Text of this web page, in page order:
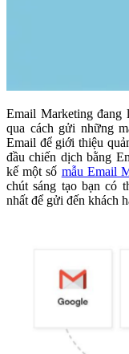
Email Marketing đang
qua cách gửi những
Email để giới thiệu
đầu chiến dịch bằng
kế một số mẫu Email
chút sáng tạo bạn có
nhất để gửi đến khách